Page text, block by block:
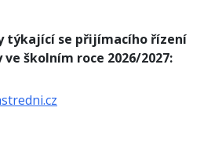
týkající se přijímacího řízení
školním roce 2026/2027: